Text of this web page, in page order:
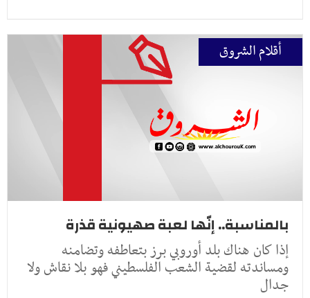
أقلام الشروق
بالمناسبة.. إنّها لعبة صهيونية قذرة
إذا كان هناك بلد أوروبي برز بتعاطفه وتضامنه
ومساندته لقضية الشعب الفلسطيني فهو بلا نقاش ولا
جدال